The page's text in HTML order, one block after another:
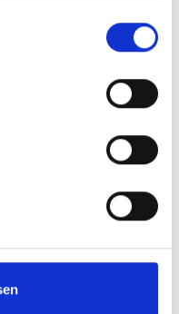
über unsere
Kenntnisse im Umbau
in Schweden oder in
unsere Produkttrainer